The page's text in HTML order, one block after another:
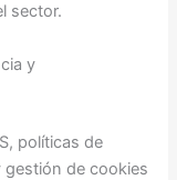
sector.
y
políticas de
gestión de cookies